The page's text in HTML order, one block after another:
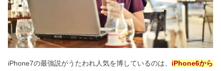
iPhone7の最強説がうたわれ人気を博しているのは、 iPhone6から